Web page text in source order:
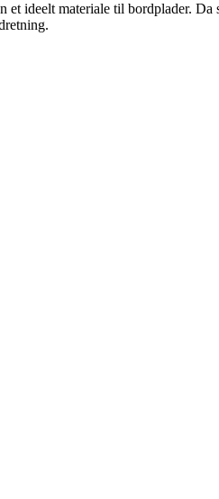
ideelt materiale til bordplader.